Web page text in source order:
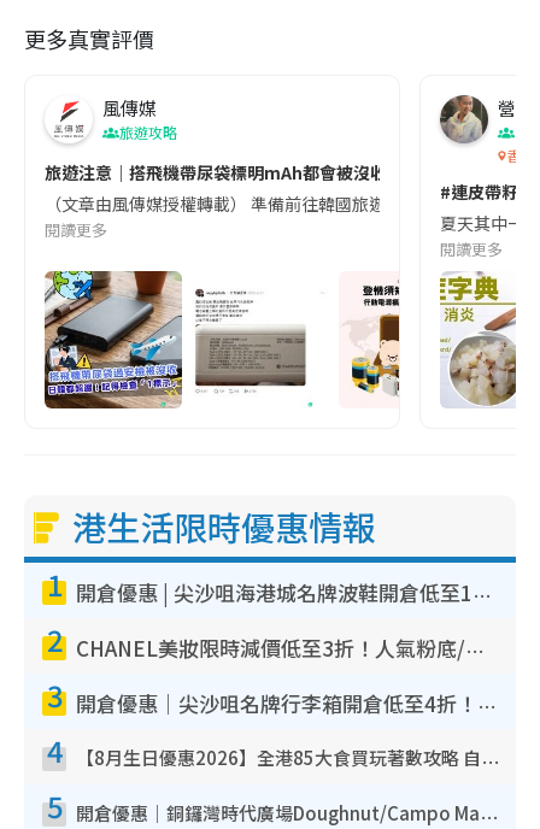
更多真實評價
風傳媒
旅遊攻略
旅遊注意｜搭飛機帶尿袋標明mAh都會被沒收😱出發前切記檢查
（文章由風傳媒授權轉載） 準備前往韓國旅遊的民眾，近期要
閱讀更多
營養
香港
#連皮帶籽
夏天其中一
閱讀更多
港生活限時優惠情報
1 開倉優惠 | 尖沙咀海港城名牌波鞋開倉低至1折！On鞋$899起／Joy&Peace鞋履$98起
2 CHANEL美妝限時減價低至3折！人氣粉底/唇膏/精華液低至$275！COCO香水都有平
3 開倉優惠｜尖沙咀名牌行李箱開倉低至4折！一連5日 American Tourister/ace./Hallmark $200起！
4 【8月生日優惠2026】全港85大食買玩著數攻略 自助餐/火鍋放題同行免費＋誠品/DONKI送現金券
5 開倉優惠｜銅鑼灣時代廣場Doughnut/Campo Marzio開倉低至1折！背囊、書包、手袋劈價$200起